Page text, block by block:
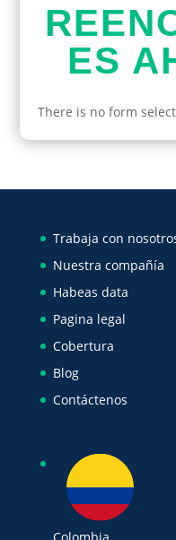
ES
There is no form
Trabaja con
Nuestra compañía
Habeas data
Pagina legal
Cobertura
Blog
Contáctenos